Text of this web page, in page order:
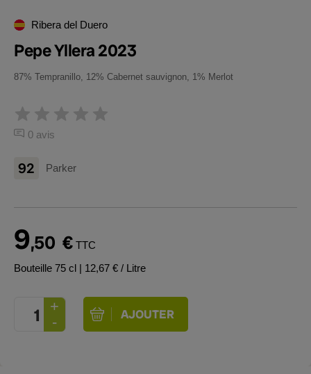
Ribera del Duero
Pepe Yllera 2023
87% Tempranillo, 12% Cabernet sauvignon, 1% Merlot
0 avis
92 Parker
9,50 € TTC
Bouteille 75 cl | 12,67 € / Litre